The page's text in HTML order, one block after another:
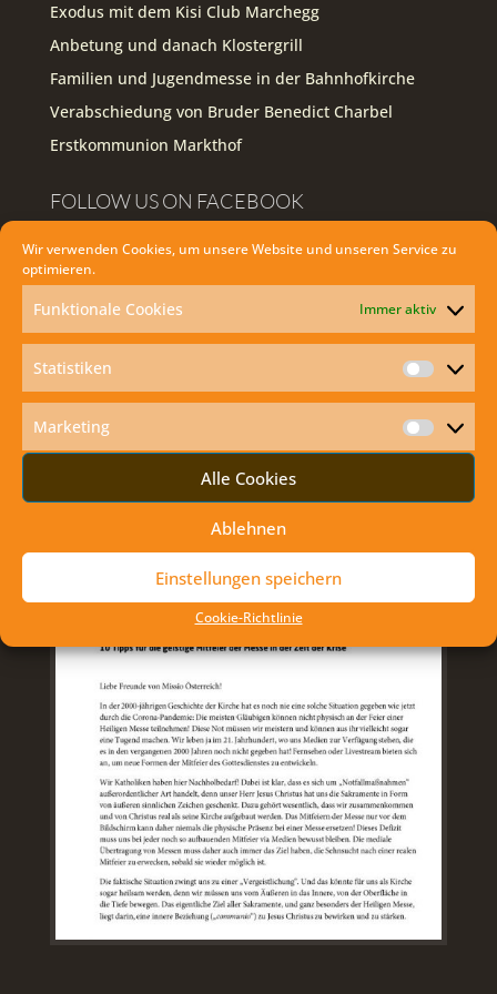
Wir verwenden Cookies, um unsere Website und unseren Service zu
optimieren.
Funktionale Cookies Immer aktiv
Statistiken
Marketing
Alle Cookies
Ablehnen
Einstellungen speichern
Cookie-Richtlinie
Exodus mit dem Kisi Club Marchegg
Anbetung und danach Klostergrill
Familien und Jugendmesse in der Bahnhofkirche
Verabschiedung von Bruder Benedict Charbel
Erstkommunion Markthof
FOLLOW US ON FACEBOOK
Facebook
WIE KANN ICH DIE HEILIGE MESSE ZU
HAUSE MITFEIERN?